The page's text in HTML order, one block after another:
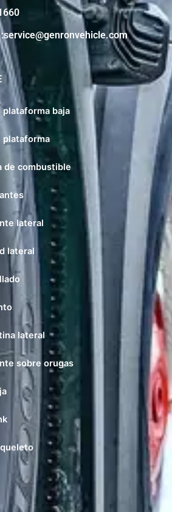
baja
plataforma
de combustible
lateral
lateral
lateral
sobre orugas